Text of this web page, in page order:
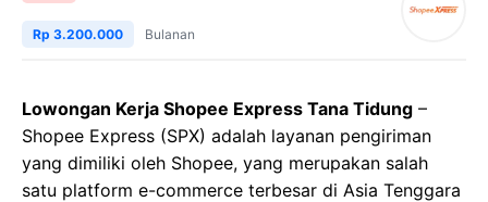
Rp 3.200.000 Bulanan
Lowongan Kerja Shopee Express Tana Tidung –
Shopee Express (SPX) adalah layanan pengiriman
yang dimiliki oleh Shopee, yang merupakan salah
satu platform e-commerce terbesar di Asia Tenggara